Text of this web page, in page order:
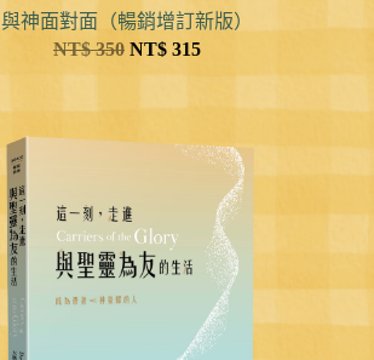
與神面對面（暢銷增訂新版）
NT$350 NT$315